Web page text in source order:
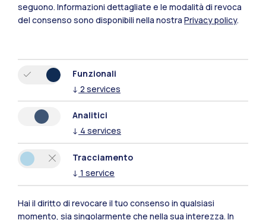
Polimi Community
seguono. Informazioni dettagliate e le modalità di revoca
del consenso sono disponibili nella nostra Privacy policy.
Funzionali
↓ 2 services
Analitici
↓ 4 services
Tracciamento
↓ 1 service
Hai il diritto di revocare il tuo consenso in qualsiasi
momento, sia singolarmente che nella sua interezza. In